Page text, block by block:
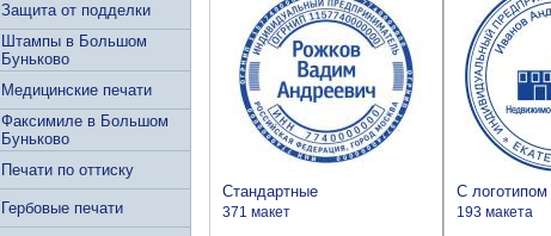
Стандартные
371 макет
С логотипом
193 макета
Защита от подделки
Штампы в Большом
Буньково
Медицинские печати
Факсимиле в Большом
Буньково
Печати по оттиску
Гербовые печати